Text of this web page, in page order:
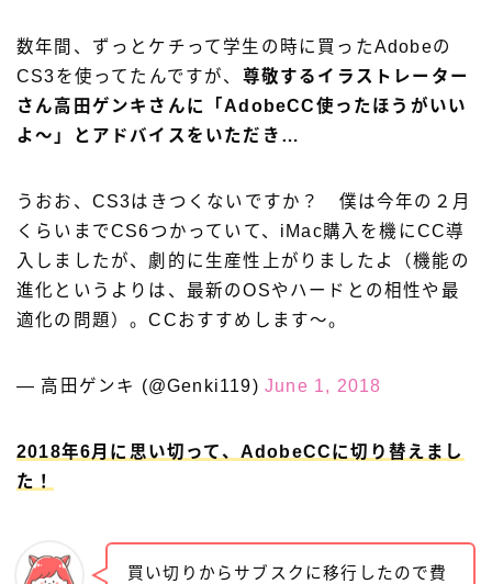
数年間、ずっとケチって学生の時に買ったAdobeの
CS3を使ってたんですが、 尊敬するイラストレーター
さん高田ゲンキさんに「AdobeCC使ったほうがいい
よ〜」とアドバイスをいただき…
うおお、CS3はきつくないですか？ 僕は今年の２月
くらいまでCS6つかっていて、iMac購入を機にCC導
入しましたが、劇的に生産性上がりましたよ（機能の
進化というよりは、最新のOSやハードとの相性や最
適化の問題）。CCおすすめします〜。
— 高田ゲンキ (@Genki119) June 1, 2018
2018年6月に思い切って、AdobeCCに切り替えまし
た！
買い切りからサブスクに移行したので費